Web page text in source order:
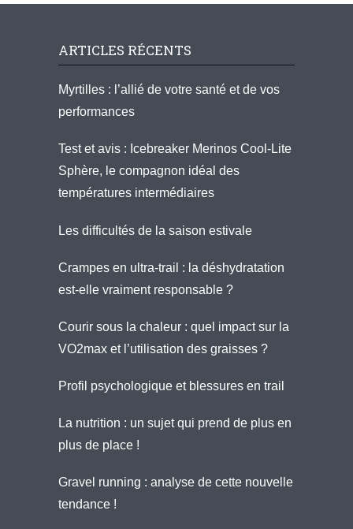
ARTICLES RÉCENTS
Myrtilles : l’allié de votre santé et de vos
performances
Test et avis : Icebreaker Merinos Cool-Lite
Sphère, le compagnon idéal des
températures intermédiaires
Les difficultés de la saison estivale
Crampes en ultra-trail : la déshydratation
est-elle vraiment responsable ?
Courir sous la chaleur : quel impact sur la
VO2max et l’utilisation des graisses ?
Profil psychologique et blessures en trail
La nutrition : un sujet qui prend de plus en
plus de place !
Gravel running : analyse de cette nouvelle
tendance !